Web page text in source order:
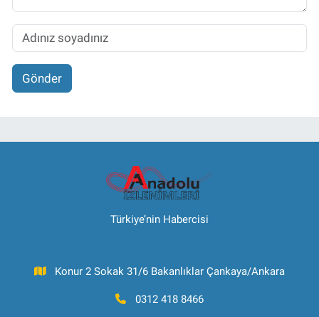
Gönder
Türkiye’nin Habercisi
Konur 2 Sokak 31/6 Bakanlıklar Çankaya/Ankara
0312 418 8466